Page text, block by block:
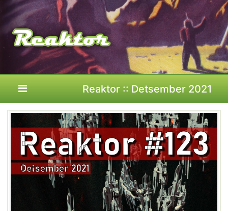
Reaktor :: Detsember 2021